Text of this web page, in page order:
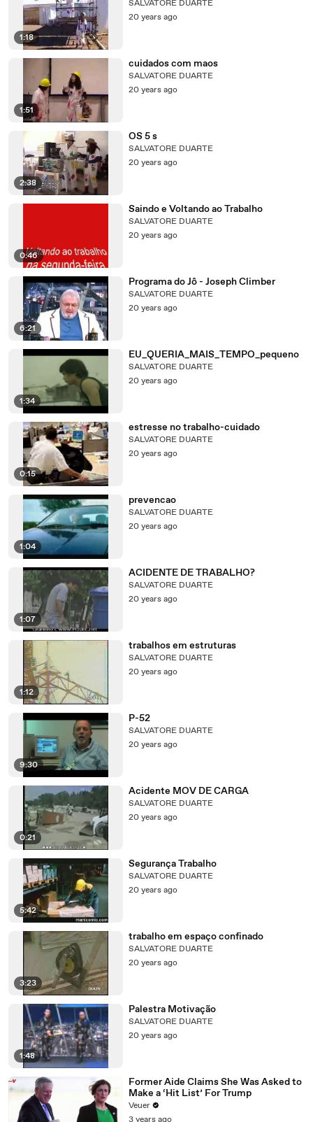
1:18
SALVATORE DUARTE
20 years ago
1:51
cuidados com maos
SALVATORE DUARTE
20 years ago
2:38
OS 5 s
SALVATORE DUARTE
20 years ago
0:46
Saindo e Voltando ao Trabalho
SALVATORE DUARTE
20 years ago
6:21
Programa do Jô - Joseph Climber
SALVATORE DUARTE
20 years ago
1:34
EU_QUERIA_MAIS_TEMPO_pequeno
SALVATORE DUARTE
20 years ago
0:15
estresse no trabalho-cuidado
SALVATORE DUARTE
20 years ago
1:04
prevencao
SALVATORE DUARTE
20 years ago
1:07
ACIDENTE DE TRABALHO?
SALVATORE DUARTE
20 years ago
1:12
trabalhos em estruturas
SALVATORE DUARTE
20 years ago
9:30
P-52
SALVATORE DUARTE
20 years ago
0:21
Acidente MOV DE CARGA
SALVATORE DUARTE
20 years ago
5:42
Segurança Trabalho
SALVATORE DUARTE
20 years ago
3:23
trabalho em espaço confinado
SALVATORE DUARTE
20 years ago
1:48
Palestra Motivação
SALVATORE DUARTE
20 years ago
Former Aide Claims She Was Asked to
Make a ‘Hit List’ For Trump
Veuer